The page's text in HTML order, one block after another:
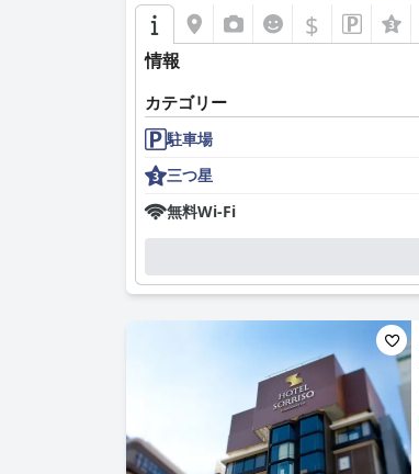
$
情報
カテゴリー
駐車場
三つ星
無料Wi-Fi